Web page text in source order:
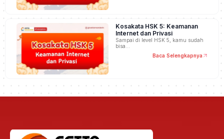
Kosakata HSK 5: Keamanan
Internet dan Privasi
Sampai di level HSK 5, kamu sudah
bisa…
Baca Selengkapnya